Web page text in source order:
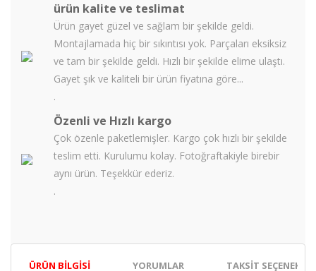
ürün kalite ve teslimat
Ürün gayet güzel ve sağlam bir şekilde geldi.
Montajlamada hiç bir sıkıntısı yok. Parçaları eksiksiz
ve tam bir şekilde geldi. Hızlı bir şekilde elime ulaştı.
Gayet şık ve kaliteli bir ürün fiyatına göre...
.
Özenli ve Hızlı kargo
Çok özenle paketlemişler. Kargo çok hızlı bir şekilde
teslim etti. Kurulumu kolay. Fotoğraftakiyle birebir
aynı ürün. Teşekkür ederiz.
.
ÜRÜN BILGISI YORUMLAR TAKSIT